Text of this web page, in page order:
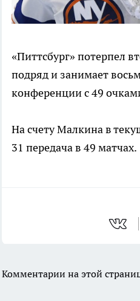
«Питтсбург» потерпел
подряд и занимает
конференции с 49
На счету Малкина в
31 передача в 49 матчах.
Комментарии на этой